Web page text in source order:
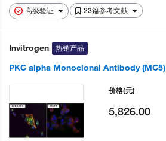
高级验证 23篇参考文献
Invitrogen 热销产品
PKC alpha Monoclonal Antibody (MC5)
价格(元)
5,826.00